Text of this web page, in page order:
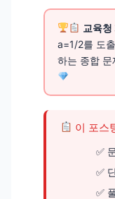
교육청
a=1/2를 도
하는 종합
이 포스